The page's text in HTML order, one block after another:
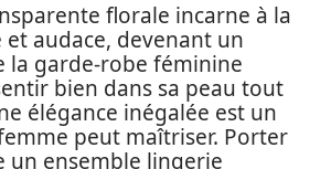
florale incarne à la
audace, devenant un
la garde-robe féminine
bien dans sa peau tout
élégance inégalée est un
peut maîtriser. Porter
un ensemble lingerie